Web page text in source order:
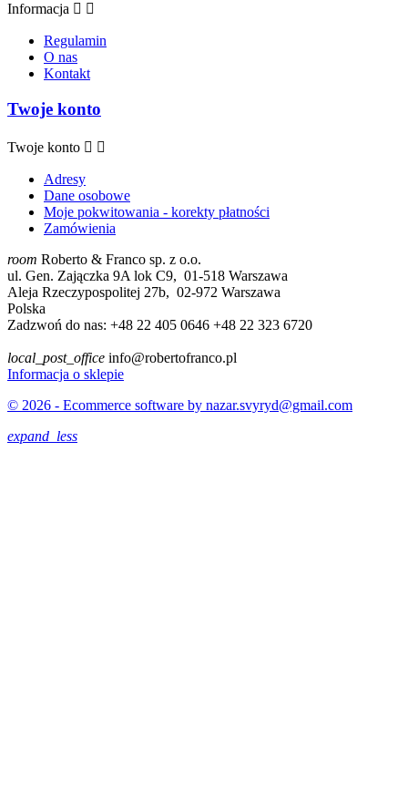
Informacja  
Regulamin
O nas
Kontakt
Twoje konto
Twoje konto  
Adresy
Dane osobowe
Moje pokwitowania - korekty płatności
Zamówienia
room Roberto & Franco sp. z o.o.
ul. Gen. Zajączka 9A lok C9, 01-518 Warszawa
Aleja Rzeczypospolitej 27b, 02-972 Warszawa
Polska
Zadzwoń do nas: +48 22 405 0646 +48 22 323 6720
local_post_office info@robertofranco.pl
Informacja o sklepie
© 2026 - Ecommerce software by nazar.svyryd@gmail.com
expand_less